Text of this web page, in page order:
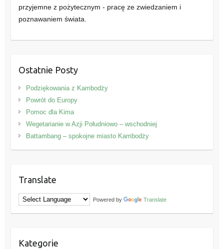
przyjemne z pożytecznym - pracę ze zwiedzaniem i
poznawaniem świata.
Ostatnie Posty
Podziękowania z Kambodży
Powrót do Europy
Pomoc dla Kima
Wegetarianie w Azji Południowo – wschodniej
Battambang – spokojne miasto Kambodży
Translate
Powered by Translate
Kategorie